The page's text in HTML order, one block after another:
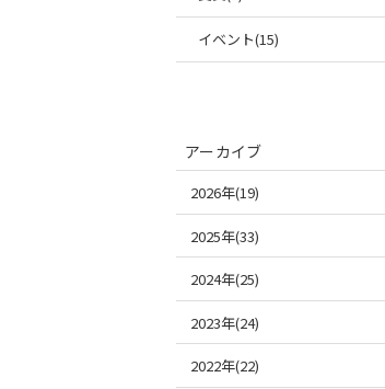
イベント(15)
アーカイブ
2026年(19)
2025年(33)
2024年(25)
2023年(24)
2022年(22)